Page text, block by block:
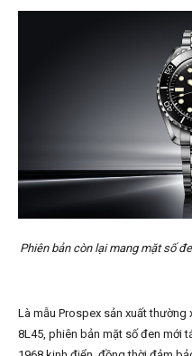
Phiên bản còn lại mang mặt số
Là mẫu Prospex sản xuất
8L45, phiên bản mặt số đen mới